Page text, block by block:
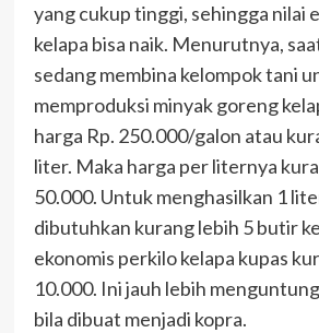
yang cukup tinggi, sehingga nilai
kelapa bisa naik. Menurutnya,
sedang membina kelompok tani
memproduksi minyak goreng
harga Rp. 250.000/galon atau
liter. Maka harga per liternya
50.000. Untuk menghasilkan 1
dibutuhkan kurang lebih 5 butir
ekonomis perkilo kelapa kupas
10.000. Ini jauh lebih
bila dibuat menjadi kopra.